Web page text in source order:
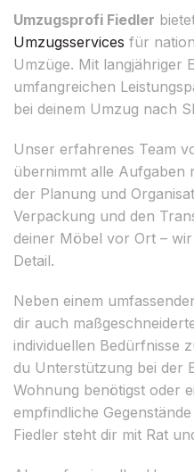
Umzugsprofi Fiedler
Umzugsservices für
Umzüge. Mit langjähriger
umfangreichen
bei deinem Umzug nach
Unser erfahrenes Team
übernimmt alle Aufgaben
der Planung und
Verpackung und den
deiner Möbel vor Ort –
Detail.
Neben einem
dir auch
individuellen Bedürfnisse
du Unterstützung bei der
Wohnung benötigst oder
empfindliche
Fiedler steht dir mit Rat